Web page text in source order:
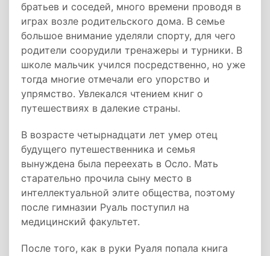
братьев и соседей, много времени проводя в
играх возле родительского дома. В семье
большое внимание уделяли спорту, для чего
родители соорудили тренажеры и турники. В
школе мальчик учился посредственно, но уже
тогда многие отмечали его упорство и
упрямство. Увлекался чтением книг о
путешествиях в далекие страны.
В возрасте четырнадцати лет умер отец
будущего путешественника и семья
вынуждена была переехать в Осло. Мать
старательно прочила сыну место в
интеллектуальной элите общества, поэтому
после гимназии Руаль поступил на
медицинский факультет.
После того, как в руки Руаля попала книга